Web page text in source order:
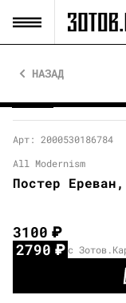
НАЗАД
Арт: 2000530186784
All Modernism
Постер
3100₽
2790₽ с